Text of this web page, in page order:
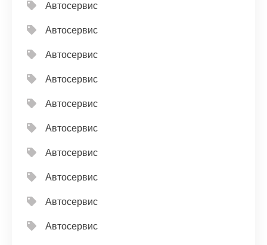
Автосервис
Автосервис
Автосервис
Автосервис
Автосервис
Автосервис
Автосервис
Автосервис
Автосервис
Автосервис